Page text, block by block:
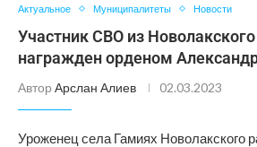
Актуальное Муниципалитеты Новости
Участник СВО из
награжден орденом
Автор Арслан Алиев 02.03.2023
Уроженец села Гамиях Новолакского